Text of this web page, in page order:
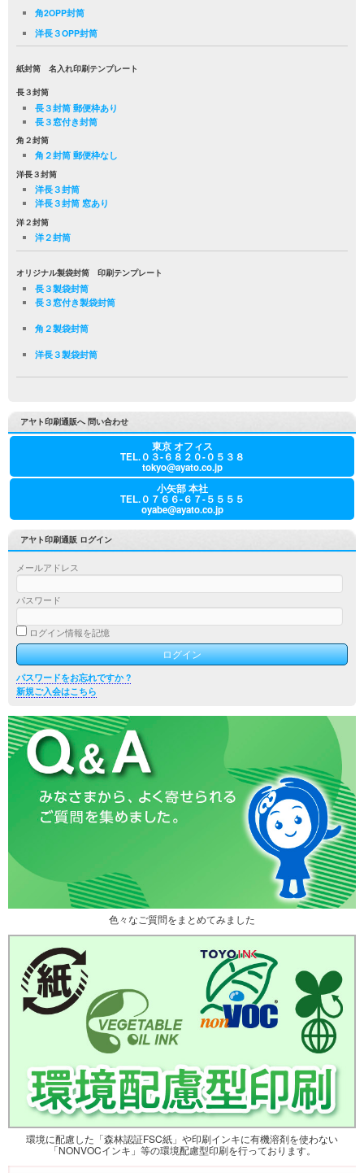
角2OPP封筒
洋長３OPP封筒
紙封筒 名入れ印刷テンプレート
長３封筒
長３封筒 郵便枠あり
長３窓付き封筒
角２封筒
角２封筒 郵便枠なし
洋長３封筒
洋長３封筒
洋長３封筒 窓あり
洋２封筒
洋２封筒
オリジナル製袋封筒 印刷テンプレート
長３製袋封筒
長３窓付き製袋封筒
角２製袋封筒
洋長３製袋封筒
アヤト印刷通販へ 問い合わせ
東京 オフィス
TEL.０３-６８２０-０５３８
tokyo@ayato.co.jp
小矢部 本社
TEL.０７６６-６７-５５５５
oyabe@ayato.co.jp
アヤト印刷通販 ログイン
メールアドレス
パスワード
ログイン情報を記憶
パスワードをお忘れですか ?
新規ご入会はこちら
色々なご質問をまとめてみました
環境に配慮した「森林認証FSC紙」や印刷インキに有機溶剤を使わない
「NONVOCインキ」等の環境配慮型印刷を行っております。